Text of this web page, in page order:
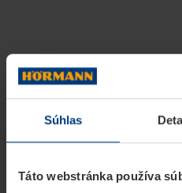
Súhlas
Táto webstránka používa